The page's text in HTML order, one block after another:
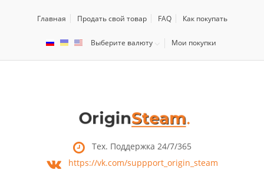
Главная Продать свой товар FAQ Как покупать
Выберите валюту Мои покупки
Тех. Поддержка 24/7/365
https://vk.com/suppport_origin_steam